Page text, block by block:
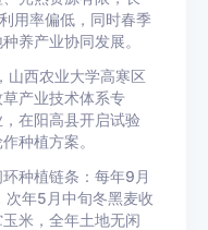
用率偏低，同时春季
养产业协同发展。
西农业大学高寒区
产业技术体系专
在阳高县开启试验
种植方案。
种植链条：每年9月
次年5月中旬冬黑麦收
米，全年土地无闲